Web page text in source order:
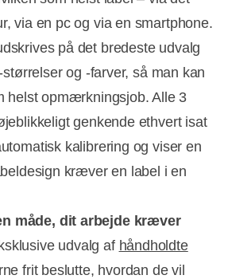
via en pc og via en smartphone.
på det bredeste udvalg
og -farver, så man kan
helst opmærkningsjob. Alle 3
genkende ethvert isat
kalibrering og viser en
kræver en label i en
måde, dit arbejde kræver
udvalg af håndholdte
frit beslutte, hvordan de vil